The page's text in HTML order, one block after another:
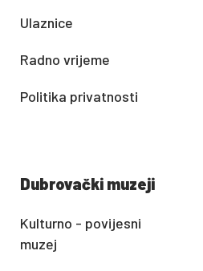
Ulaznice
Radno vrijeme
Politika privatnosti
Dubrovački muzeji
Kulturno - povijesni
muzej